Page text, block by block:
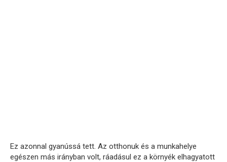
Ez azonnal gyanússá tett. Az otthonuk és a munkahelye
egészen más irányban volt, ráadásul ez a környék elhagyatott